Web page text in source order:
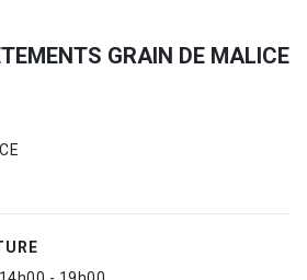
GRAIN DE MALICE